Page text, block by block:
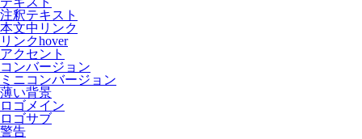
注釈テキスト
本文中リンク
リンクhover
アクセント
コンバージョン
ミニコンバージョン
薄い背景
ロゴメイン
ロゴサブ
警告